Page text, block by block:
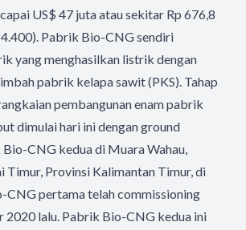
US$ 47 juta atau sekitar Rp 676,8
Pabrik Bio-CNG sendiri
yang menghasilkan listrik dengan
pabrik kelapa sawit (PKS). Tahap
pembangunan enam pabrik
dimulai hari ini dengan ground
CNG kedua di Muara Wahau,
Timur, Provinsi Kalimantan Timur, di
CNG pertama telah commissioning
2020 lalu. Pabrik Bio-CNG kedua ini